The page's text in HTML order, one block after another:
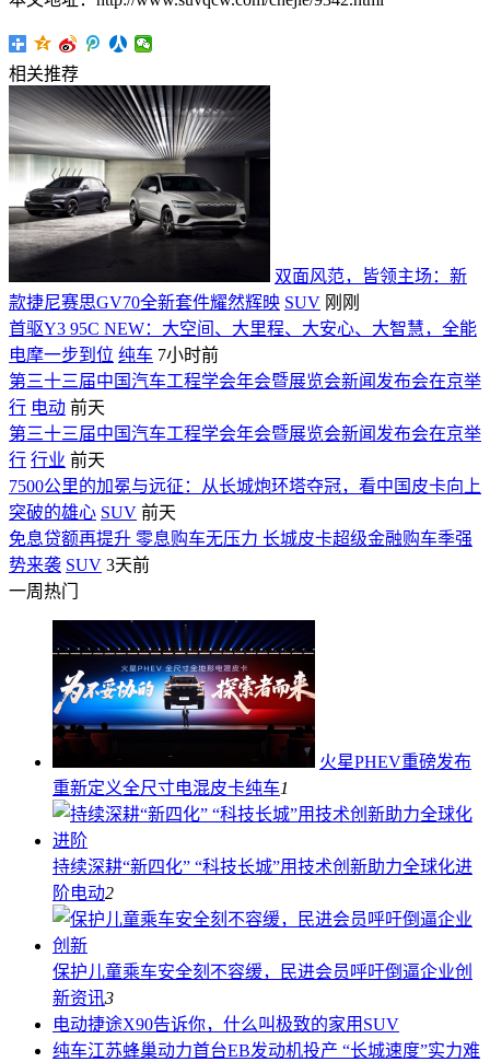
相关推荐
双面风范，皆领主场：新
款捷尼赛思GV70全新套件耀然辉映 SUV 刚刚
首驱Y3 95C NEW：大空间、大里程、大安心、大智慧，全能
电摩一步到位 纯车 7小时前
第三十三届中国汽车工程学会年会暨展览会新闻发布会在京举
行 电动 前天
第三十三届中国汽车工程学会年会暨展览会新闻发布会在京举
行 行业 前天
7500公里的加冕与远征：从长城炮环塔夺冠，看中国皮卡向上
突破的雄心 SUV 前天
免息贷额再提升 零息购车无压力 长城皮卡超级金融购车季强
势来袭 SUV 3天前
一周热门
火星PHEV重磅发布
重新定义全尺寸电混皮卡纯车1
持续深耕“新四化” “科技长城”用技术创新助力全球化进
阶电动2
保护儿童乘车安全刻不容缓，民进会员呼吁倒逼企业创
新资讯3
电动捷途X90告诉你，什么叫极致的家用SUV
纯车江苏蜂巢动力首台EB发动机投产 “长城速度”实力难